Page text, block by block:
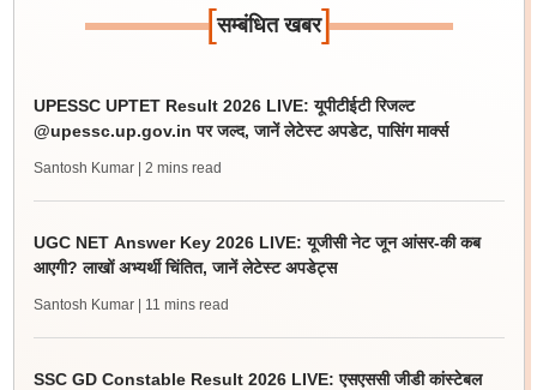
[सम्बंधित खबर]
UPESSC UPTET Result 2026 LIVE: यूपीटीईटी रिजल्ट
@upessc.up.gov.in पर जल्द, जानें लेटेस्ट अपडेट, पासिंग मार्क्स
Santosh Kumar | 2 mins read
UGC NET Answer Key 2026 LIVE: यूजीसी नेट जून आंसर-की कब
आएगी? लाखों अभ्यर्थी चिंतित, जानें लेटेस्ट अपडेट्स
Santosh Kumar | 11 mins read
SSC GD Constable Result 2026 LIVE: एसएससी जीडी कांस्टेबल